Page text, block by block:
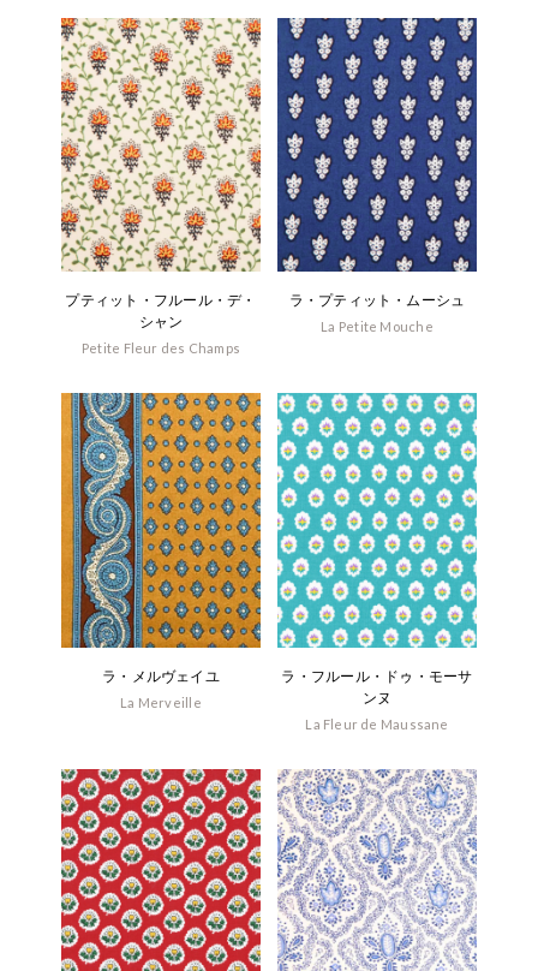
プティット・フルール・デ・
シャン
Petite Fleur des Champs
ラ・プティット・ムーシュ
La Petite Mouche
ラ・メルヴェイユ
La Merveille
ラ・フルール・ドゥ・モーサ
ンヌ
La Fleur de Maussane